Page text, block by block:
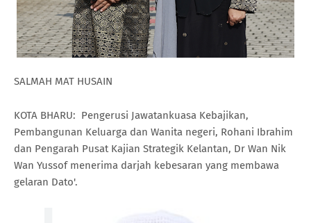
SALMAH MAT HUSAIN
KOTA BHARU: Pengerusi Jawatankuasa Kebajikan,
Pembangunan Keluarga dan Wanita negeri, Rohani Ibrahim
dan Pengarah Pusat Kajian Strategik Kelantan, Dr Wan Nik
Wan Yussof menerima darjah kebesaran yang membawa
gelaran Dato'.